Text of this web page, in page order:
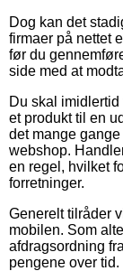
Dog kan det
firmaer på nettet
før du
side med at
Du skal
et produkt til en
det mange
webshop.
en regel, hvilket
forretninger.
Generelt tilråder
mobilen. Som
afdragsordning
pengene over tid.